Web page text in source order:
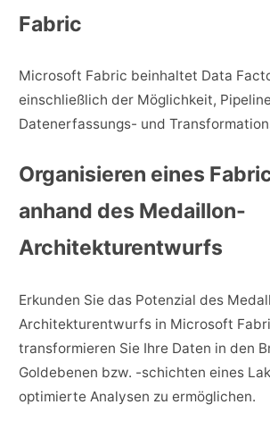
Fabric
Microsoft Fabric beinhaltet Data
einschließlich der Möglichkeit,
Datenerfassungs- und
Organisieren eines
anhand des Medaillon-
Architekturentwurfs
Erkunden Sie das Potenzial des
Architekturentwurfs in Microsoft
transformieren Sie Ihre Daten in den
Goldebenen bzw. -schichten eines
optimierte Analysen zu ermöglichen.